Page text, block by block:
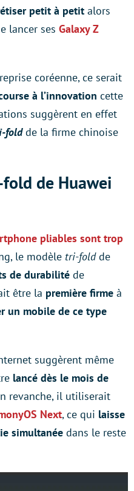
petit à petit alors
lancer ses Galaxy Z
coréenne, ce serait
à l’innovation cette
suggèrent en effet
fold de la firme chinoise
de Huawei
pliables sont trop
le modèle tri-foldde
de durabilité de
être la première firme à
un mobile de ce type
suggèrent même
lancé dès le mois de
revanche, il utiliserait
Next, ce qui laisse
simultanée dans le reste